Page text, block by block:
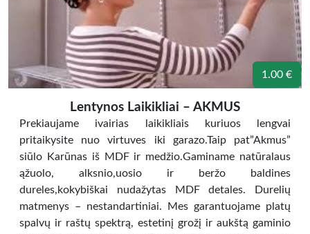
1.00 €
Lentynos Laikikliai – AKMUS
Prekiaujame ivairias laikikliais kuriuos lengvai
pritaikysite nuo virtuves iki garazo.Taip pat”Akmus”
siūlo Karūnas iš MDF ir medžio.Gaminame natūralaus
ąžuolo, alksnio,uosio ir beržo baldines
dureles,kokybiškai nudažytas MDF detales. Durelių
matmenys – nestandartiniai. Mes garantuojame platų
spalvų ir raštų spektrą, estetinį grožį ir aukštą gaminio